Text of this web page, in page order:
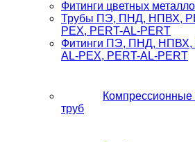
Фитинги цветных
Трубы ПЭ, ПНД, НПВХ,
PEX, PERT-AL-PERT
Фитинги ПЭ, ПНД, НПВХ,
AL-PEX, PERT-AL-PERT
труб